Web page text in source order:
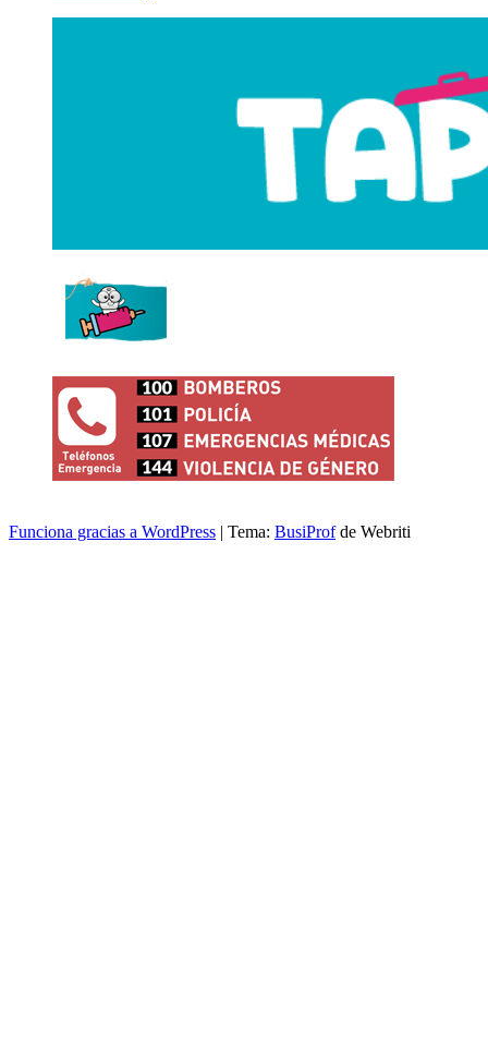
Funciona gracias a WordPress | Tema: BusiProfde Webriti